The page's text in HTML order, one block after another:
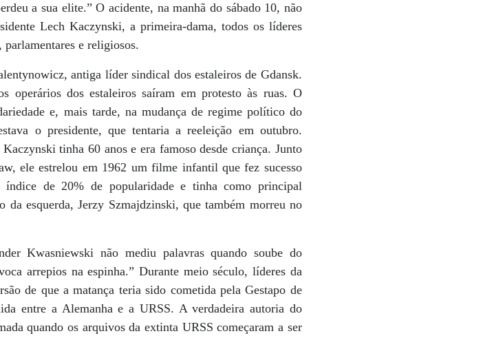
a sua elite.” O acidente, na manhã do sábado 10, não
Lech Kaczynski, a primeira-dama, todos os líderes
e religiosos.
antiga líder sindical dos estaleiros de Gdansk.
operários dos estaleiros saíram em protesto às ruas. O
e, mais tarde, na mudança de regime político do
o presidente, que tentaria a reeleição em outubro.
tinha 60 anos e era famoso desde criança. Junto
ele estrelou em 1962 um filme infantil que fez sucesso
índice de 20% de popularidade e tinha como principal
esquerda, Jerzy Szmajdzinski, que também morreu no
Kwasniewski não mediu palavras quando soube do
arrepios na espinha.” Durante meio século, líderes da
de que a matança teria sido cometida pela Gestapo de
entre a Alemanha e a URSS. A verdadeira autoria do
quando os arquivos da extinta URSS começaram a ser